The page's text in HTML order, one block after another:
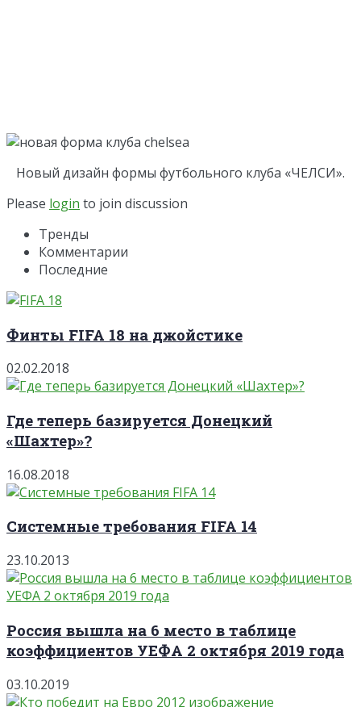
Новый дизайн формы футбольного клуба «ЧЕЛСИ».
Please login to join discussion
Тренды
Комментарии
Последние
Финты FIFA 18 на джойстике
02.02.2018
Где теперь базируется Донецкий
«Шахтер»?
16.08.2018
Системные требования FIFA 14
23.10.2013
Россия вышла на 6 место в таблице
коэффициентов УЕФА 2 октября 2019 года
03.10.2019